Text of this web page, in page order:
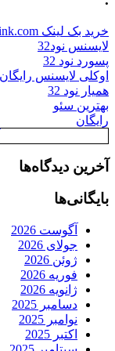
خرید بک لینک behtarinbacklink.com
لایسنس نود32
پسورد نود 32
اوکلی لایسنس رایگان
همیار نود 32
بهترین سئو
رایگان
آخرین دیدگاه‌ها
بایگانی‌ها
آگوست 2026
جولای 2026
ژوئن 2026
فوریه 2026
ژانویه 2026
دسامبر 2025
نوامبر 2025
اکتبر 2025